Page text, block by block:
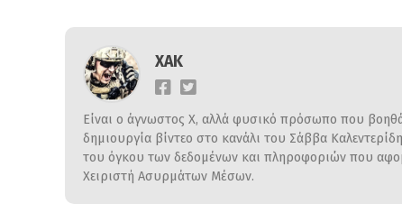
ΧΑΚ
Είναι ο άγνωστος Χ, αλλά φυσικό πρόσωπο που
δημιουργία βίντεο στο κανάλι του Σάββα
του όγκου των δεδομένων και πληροφοριών που
Χειριστή Ασυρμάτων Μέσων.